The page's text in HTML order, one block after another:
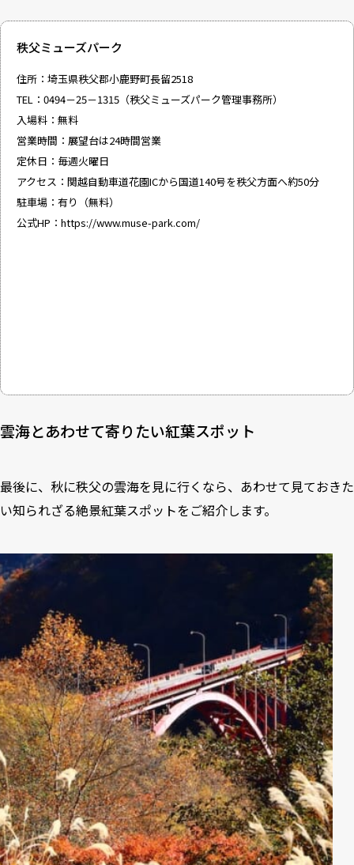
秩父ミューズパーク
住所：埼玉県秩父郡小鹿野町長留2518
TEL：0494－25－1315（秩父ミューズパーク管理事務所）
入場料：無料
営業時間：展望台は24時間営業
定休日：毎週火曜日
アクセス：関越自動車道花園ICから国道140号を秩父方面へ約50分
駐車場：有り（無料）
公式HP： https://www.muse-park.com/
雲海とあわせて寄りたい紅葉スポット
最後に、秋に秩父の雲海を見に行くなら、あわせて見ておきた
い知られざる絶景紅葉スポットをご紹介します。